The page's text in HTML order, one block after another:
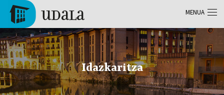
Skip to main content
Tolosa
Idazkaritza
MENUA